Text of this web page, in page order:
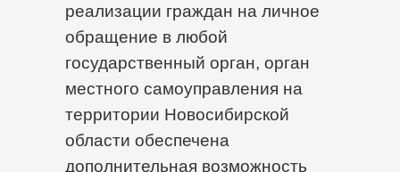
реализации граждан на личное
обращение в любой
государственный орган, орган
местного самоуправления на
территории Новосибирской
области обеспечена
дополнительная возможность